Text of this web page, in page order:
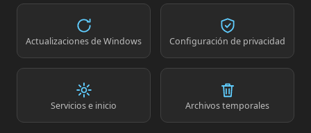
Actualizaciones de Windows Configuración de privacidad
Servicios e inicio Archivos temporales